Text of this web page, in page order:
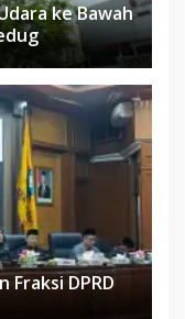
ke Bawah
Fraksi DPRD